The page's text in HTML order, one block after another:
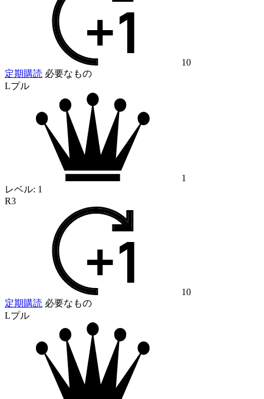
10
定期購読 必要なもの
Lプル
1
レベル: 1
R3
10
定期購読 必要なもの
Lプル